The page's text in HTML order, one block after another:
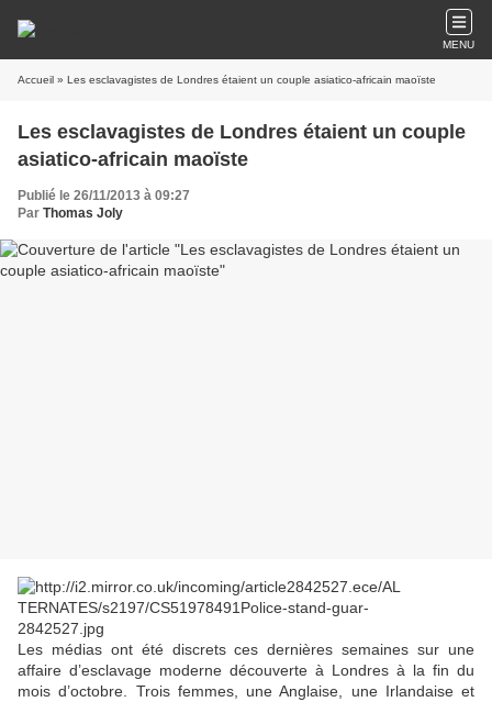
MENU
Accueil » Les esclavagistes de Londres étaient un couple asiatico-africain maoïste
Les esclavagistes de Londres étaient un couple
asiatico-africain maoïste
Publié le 26/11/2013 à 09:27
Par Thomas Joly
Les médias ont été discrets ces dernières semaines sur une
affaire d’esclavage moderne découverte à Londres à la fin du
mois d’octobre. Trois femmes, une Anglaise, une Irlandaise et